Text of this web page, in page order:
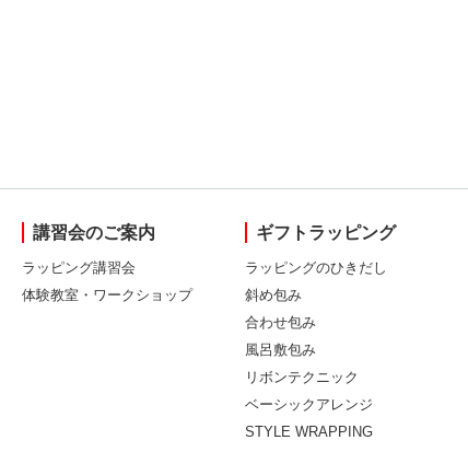
講習会のご案内
ラッピング講習会
体験教室・ワークショップ
ギフトラッピング
ラッピングのひきだし
斜め包み
合わせ包み
風呂敷包み
リボンテクニック
ベーシックアレンジ
STYLE WRAPPING